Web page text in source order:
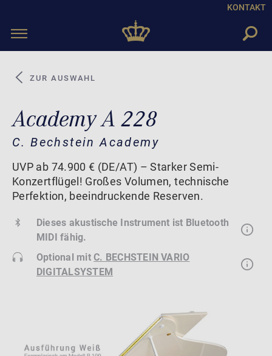
KONTAKT
Toggle
ZUR AUSWAHL
Academy A 228
C. Bechstein Academy
UVP ab 74.900 € (DE/AT) – Starker Semi-
Konzertflügel! Großes Volumen, technische
Perfektion, beeindruckende Reserven.
Dieses akustische Instrument ist Bluetooth
MIDI fähig.
Optional mitC. BECHSTEIN VARIO
DIGITALSYSTEM